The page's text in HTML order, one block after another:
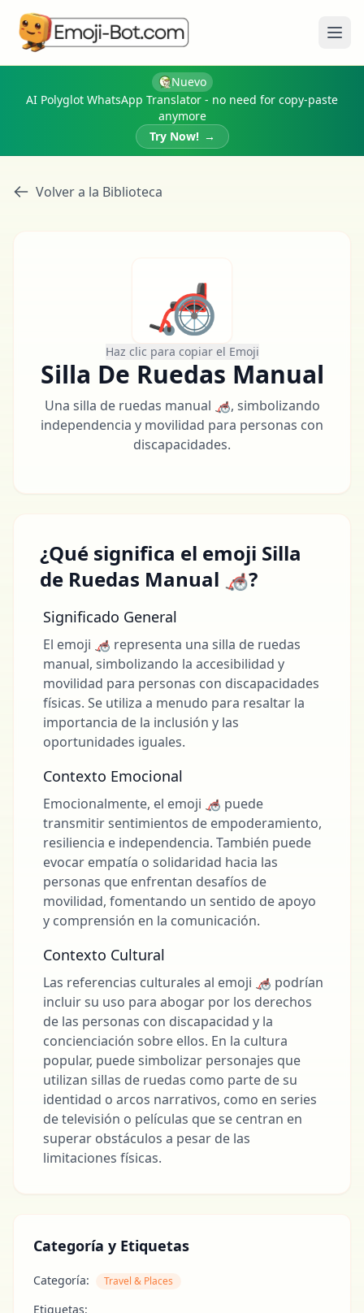
Nuevo
AI Polyglot WhatsApp Translator - no need for copy-paste
anymore
Try Now! →
Volver a la Biblioteca
🦽
Haz clic para copiar el Emoji
Silla De Ruedas Manual
Una silla de ruedas manual 🦽, simbolizando
independencia y movilidad para personas con
discapacidades.
¿Qué significa el emoji Silla
de Ruedas Manual 🦽?
Significado General
El emoji 🦽 representa una silla de ruedas
manual, simbolizando la accesibilidad y
movilidad para personas con discapacidades
físicas. Se utiliza a menudo para resaltar la
importancia de la inclusión y las
oportunidades iguales.
Contexto Emocional
Emocionalmente, el emoji 🦽 puede
transmitir sentimientos de empoderamiento,
resiliencia e independencia. También puede
evocar empatía o solidaridad hacia las
personas que enfrentan desafíos de
movilidad, fomentando un sentido de apoyo
y comprensión en la comunicación.
Contexto Cultural
Las referencias culturales al emoji 🦽 podrían
incluir su uso para abogar por los derechos
de las personas con discapacidad y la
concienciación sobre ellos. En la cultura
popular, puede simbolizar personajes que
utilizan sillas de ruedas como parte de su
identidad o arcos narrativos, como en series
de televisión o películas que se centran en
superar obstáculos a pesar de las
limitaciones físicas.
Categoría y Etiquetas
Categoría: Travel & Places
Etiquetas: